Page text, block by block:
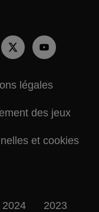
légales
des jeux
et cookies
2024 2023